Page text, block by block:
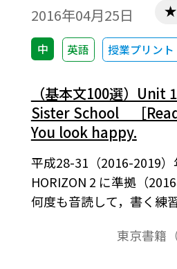
2016年04月25日
中 英語 授業プリン
（基本文100選）
Sister School ［
You look happy.
平成28-31（2016-2019）
HORIZON 2 に準拠（
何度も音読して，書く練
本を身につけるために段
東京書籍